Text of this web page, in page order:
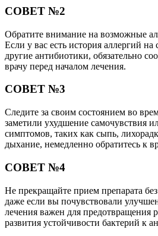
СОВЕТ №2
Обратите внимание на возможные
Если у вас есть история аллергий
другие антибиотики, обязательно
врачу перед началом лечения.
СОВЕТ №3
Следите за своим состоянием во
заметили ухудшение самочувствия
симптомов, таких как сыпь,
дыхание, немедленно обратитесь к
СОВЕТ №4
Не прекращайте прием препарата
даже если вы почувствовали
лечения важен для предотвращения
развития устойчивости бактерий к